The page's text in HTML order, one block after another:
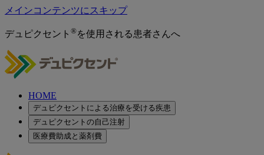
メインコンテンツにスキップ
デュピクセント ®を使用される患者さんへ
HOME
デュピクセントによる治療を受ける疾患
デュピクセントの自己注射
医療費助成と薬剤費